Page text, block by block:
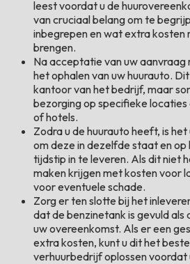
leest voordat u de
van cruciaal belang om te
inbegrepen en wat extra kosten
brengen.
Na acceptatie van uw
het ophalen van uw huurauto.
kantoor van het bedrijf, maar
bezorging op specifieke locaties
of hotels.
Zodra u de huurauto heeft, is
om deze in dezelfde staat en
tijdstip in te leveren. Als dit niet
maken krijgen met kosten voor
voor eventuele schade.
Zorg er ten slotte bij het
dat de benzinetank is gevuld
uw overeenkomst. Als er een
extra kosten, kunt u dit het
verhuurbedrijf oplossen voordat